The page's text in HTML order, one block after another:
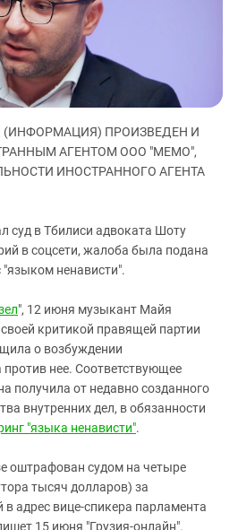
ЗАСТАВЛЯЕТ
КАВКАЗ ЗА ПАЛЕСТИНУ
ИНАКОМЫСЛИЕ В ЧЕЧНЕ
ПРЕСЛЕДОВАНИЕ АКТИВИСТОВ
МОБИЛИЗАЦИЯ И ПРОТЕСТЫ
ПРОИЗВЕДЕН И
АГЕНТОМ ООО "МЕМО",
ИНОСТРАННОГО АГЕНТА
суд в Тбилиси адвоката Шоту
в соцсети, жалоба была подана
ненависти".
", 12 июня музыкант Майя
критикой правящей партии
о возбуждении
нее. Соответствующее
получила от недавно созданного
внутренних дел, в обязанности
"языка ненависти".
оштрафован судом на четыре
тысяч долларов) за
адрес вице-спикера парламента
15 июня "Грузия-онлайн".